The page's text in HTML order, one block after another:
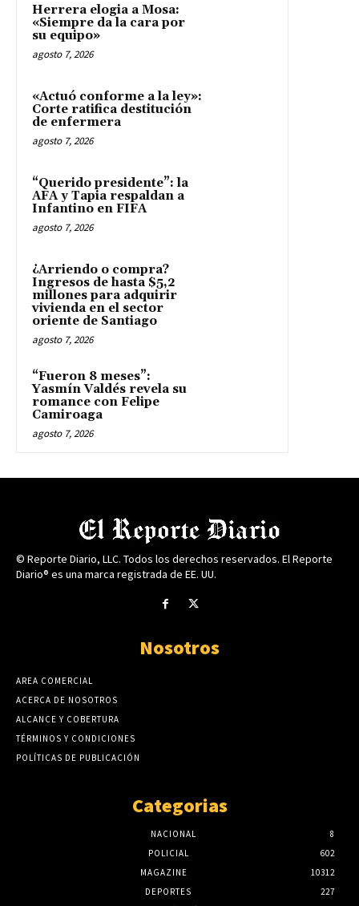
Herrera elogia a Mosa:
«Siempre da la cara por
su equipo»
agosto 7, 2026
«Actuó conforme a la ley»:
Corte ratifica destitución
de enfermera
agosto 7, 2026
“Querido presidente”: la
AFA y Tapia respaldan a
Infantino en FIFA
agosto 7, 2026
¿Arriendo o compra?
Ingresos de hasta $5,2
millones para adquirir
vivienda en el sector
oriente de Santiago
agosto 7, 2026
“Fueron 8 meses”:
Yasmín Valdés revela su
romance con Felipe
Camiroaga
agosto 7, 2026
© Reporte Diario, LLC. Todos los derechos reservados. El Reporte
Diario® es una marca registrada de EE. UU.
Nosotros
AREA COMERCIAL
ACERCA DE NOSOTROS
ALCANCE Y COBERTURA
TÉRMINOS Y CONDICIONES
POLÍTICAS DE PUBLICACIÓN
Categorias
NACIONAL
8
POLICIAL
602
MAGAZINE
10312
DEPORTES
227